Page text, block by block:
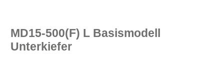
MD15-500(F) L Basismodell
Unterkiefer